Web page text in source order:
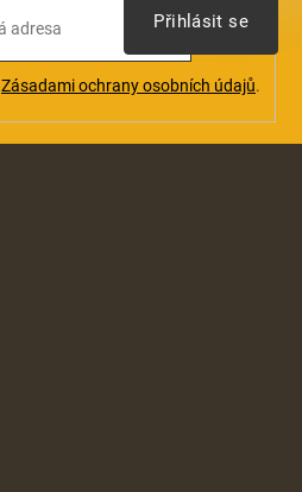
Zásadami ochrany osobních údajů.
Přihlásit se